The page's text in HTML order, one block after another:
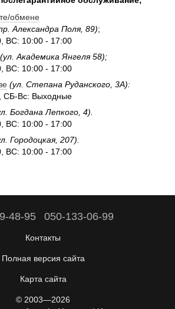
обмене
Александра Поля, 89);
ВС: 10:00 - 17:00
(ул. Академика Янгеля 58);
ВС: 10:00 - 17:00
(ул. Степана Руданского, 3А):
СБ-Вс: Выходные
Богдана Лепкого, 4).
ВС: 10:00 - 17:00
Городоцкая, 207).
ВС: 10:00 - 17:00
48-95 050-133-06-99
Контакты
Полная версия сайта
Карта сайта
© 2003—2026